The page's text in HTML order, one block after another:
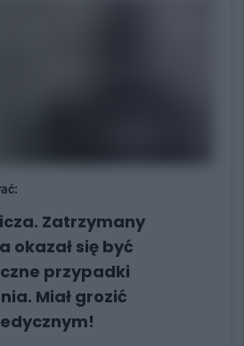
Zatrzymany
okazał się być
przypadki
Miał grozić